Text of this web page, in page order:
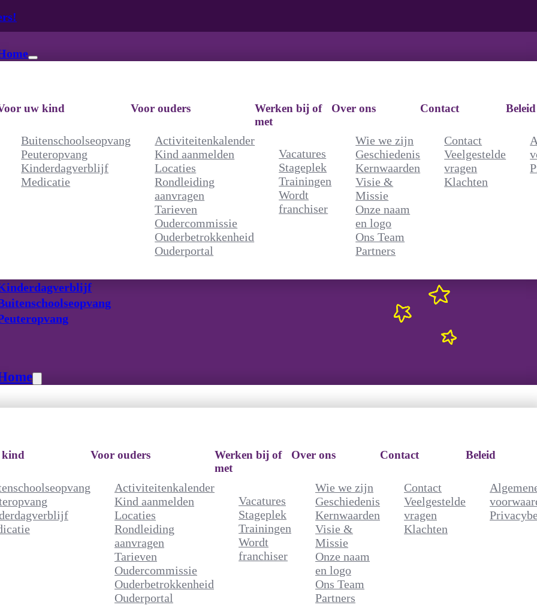
uw kind
Buitenschoolseopvang
Peuteropvang
Kinderdagverblijf
Medicatie
Voor ouders
Activiteitenkalender
Kind aanmelden
Locaties
Rondleiding
aanvragen
Tarieven
Oudercommissie
Ouderbetrokkenheid
Ouderportal
Werken bij of
met
Vacatures
Stageplek
Trainingen
Wordt
franchiser
Over ons
Wie we zijn
Geschiedenis
Kernwaarden
Visie &
Missie
Onze naam
en logo
Ons Team
Partners
Contact
Contact
Veelgestelde
vragen
Klachten
Beleid
Kinderdagverblijf
Medicatie
Activiteitenkalender
Locaties
Rondleiding
aanvragen
Tarieven
Oudercommissie
Ouderbetrokkenheid
Ouderportal
Stageplek
Trainingen
Wordt
franchiser
Kernwaarden
Visie &
Missie
Onze naam
Ons Team
Klachten
kind Voor ouders
Activiteitenkalender
Kind aanmelden
Locaties
Rondleiding
aanvragen
Tarieven
Oudercommissie
Ouderbetrokkenheid
Ouderportal
Werken bij of
met
Vacatures
Stageplek
Trainingen
Wordt
franchiser
Over ons
Wie we zijn
Geschiedenis
Kernwaarden
Visie &
Missie
Onze naam
en logo
Ons Team
Partners
Contact
Contact
Veelgestelde
vragen
Klachten
Beleid